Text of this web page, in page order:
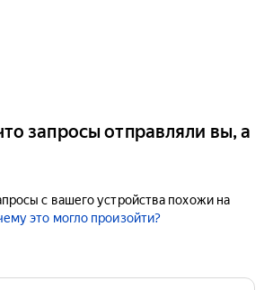
запросы отправляли вы, а
с вашего устройства похожи на
это могло произойти?